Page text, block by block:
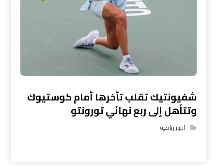
شفيونتيك تقلب تأخرها أمام كوستيوك
وتتأهل إلى ربع نهائي تورونتو
اخبار رياضية